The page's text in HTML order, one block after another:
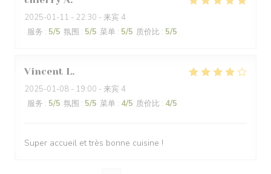
2025-01-11 - 22:30 - 来宾 4
服务 : 5/5 氛围 : 5/5 菜单 : 5/5 质价比 : 5/5
Vincent L
2025-01-08 - 19:00 - 来宾 4
服务 : 5/5 氛围 : 5/5 菜单 : 4/5 质价比 : 4/5
Super accueil et très bonne cuisine !